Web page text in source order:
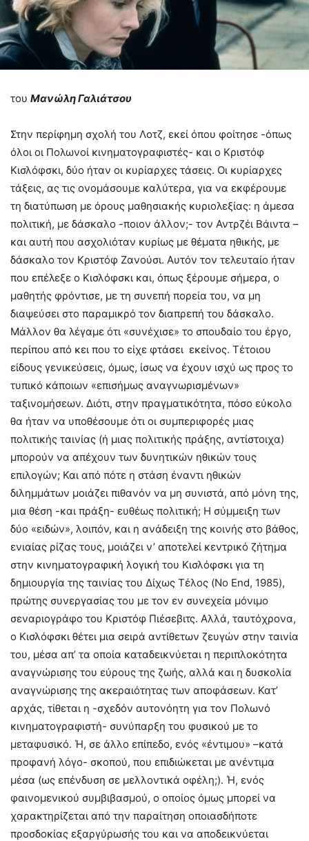
του Μανώλη Γαλιάτσου
Στην περίφημη σχολή του Λοτζ, εκεί όπου φοίτησε -όπως
όλοι οι Πολωνοί κινηματογραφιστές- και ο Κριστόφ
Κισλόφσκι, δύο ήταν οι κυρίαρχες τάσεις. Οι κυρίαρχες
τάξεις, ας τις ονομάσουμε καλύτερα, για να εκφέρουμε
τη διατύπωση με όρους μαθησιακής κυριολεξίας: η άμεσα
πολιτική, με δάσκαλο -ποιον άλλον;- τον Αντρζέι Βάιντα –
και αυτή που ασχολιόταν κυρίως με θέματα ηθικής, με
δάσκαλο τον Κριστόφ Ζανούσι. Αυτόν τον τελευταίο ήταν
που επέλεξε ο Κισλόφσκι και, όπως ξέρουμε σήμερα, ο
μαθητής φρόντισε, με τη συνεπή πορεία του, να μη
διαψεύσει στο παραμικρό τον διαπρεπή του δάσκαλο.
Μάλλον θα λέγαμε ότι «συνέχισε» το σπουδαίο του έργο,
περίπου από κει που το είχε φτάσει εκείνος. Τέτοιου
είδους γενικεύσεις, όμως, ίσως να έχουν ισχύ ως προς το
τυπικό κάποιων «επισήμως αναγνωρισμένων»
ταξινομήσεων. Διότι, στην πραγματικότητα, πόσο εύκολο
θα ήταν να υποθέσουμε ότι οι συμπεριφορές μιας
πολιτικής ταινίας (ή μιας πολιτικής πράξης, αντίστοιχα)
μπορούν να απέχουν των δυνητικών ηθικών τους
επιλογών; Και από πότε η στάση έναντι ηθικών
διλημμάτων μοιάζει πιθανόν να μη συνιστά, από μόνη της,
μια θέση -και πράξη- ευθέως πολιτική; Η σύμμειξη των
δύο «ειδών», λοιπόν, και η ανάδειξη της κοινής στο βάθος,
ενιαίας ρίζας τους, μοιάζει ν’ αποτελεί κεντρικό ζήτημα
στην κινηματογραφική λογική του Κισλόφσκι για τη
δημιουργία της ταινίας του Δίχως Τέλος (No End, 1985),
πρώτης συνεργασίας του με τον εν συνεχεία μόνιμο
σεναριογράφο του Κριστόφ Πιέσεβιτς. Αλλά, ταυτόχρονα,
ο Κισλόφσκι θέτει μια σειρά αντίθετων ζευγών στην ταινία
του, μέσα απ’ τα οποία καταδεικνύεται η περιπλοκότητα
αναγνώρισης του εύρους της ζωής, αλλά και η δυσκολία
αναγνώρισης της ακεραιότητας των αποφάσεων. Κατ’
αρχάς, τίθεται η -σχεδόν αυτονόητη για τον Πολωνό
κινηματογραφιστή- συνύπαρξη του φυσικού με το
μεταφυσικό. Ή, σε άλλο επίπεδο, ενός «έντιμου» –κατά
προφανή λόγο- σκοπού, που επιδιώκεται με ανέντιμα
μέσα (ως επένδυση σε μελλοντικά οφέλη;). Ή, ενός
φαινομενικού συμβιβασμού, ο οποίος όμως μπορεί να
χαρακτηρίζεται από την παραίτηση οποιασδήποτε
προσδοκίας εξαργύρωσής του και να αποδεικνύεται